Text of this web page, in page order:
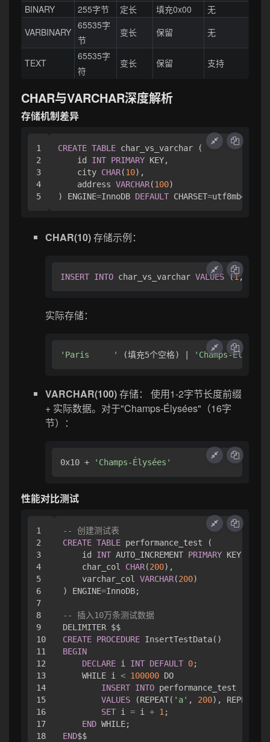
BINARY
255字节 定长 填充0x00
无
VARBINARY
65535字
节
变长 保留 无
TEXT
65535字
符
变长 保留 支持
CHAR与VARCHAR深度解析
存储机制差异
1
2
3
4
CREATE TABLE char_vs_varchar (
    id
INT PRIMARY KEY,
    city
CHAR(10),
    address
VARCHAR(100)
) ENGINE=InnoDB DEFAULT CHARSET=
CHAR(10)存储示例：
INSERT INTO char_vs_varchar VALUES (1,
实际存储：
'Paris     ' (填充5个空格) | 'Champs-
VARCHAR(100)存储： 使用1-2字节长度前缀
+ 实际数据。对于"Champs-Élysées"（16字
节）：
0x10 + 'Champs-Élysées'
性能对比测试
1
2
3
4
5
6
7
8
9
10
11
12
13
14
15
16
17
18
-- 创建测试表
CREATE TABLE performance_test (
    id
INT AUTO_INCREMENT PRIMARY KEY,
    char_col
CHAR(200),
    varchar_col
VARCHAR(200)
) ENGINE=InnoDB;
-- 插入10万条测试数据
CREATE PROCEDURE
BEGIN
DECLARE i INT DEFAULT 0;
    WHILE i
< 100000 DO
INSERT INTO performance_test
VALUES (REPEAT( 'a' , 200), REPEAT(
SET i = i + 1 ;
END
END$$